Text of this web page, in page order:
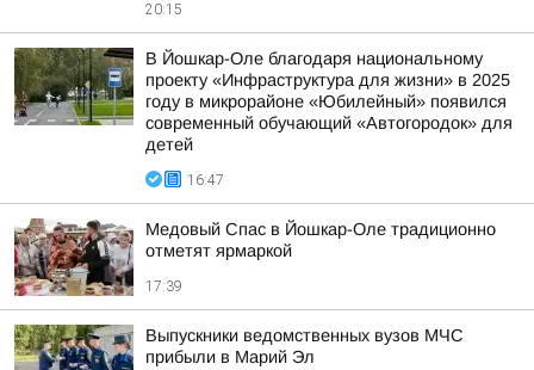
20:15
В Йошкар-Оле благодаря национальному
проекту «Инфраструктура для жизни» в 2025
году в микрорайоне «Юбилейный» появился
современный обучающий «Автогородок» для
детей
16:47
Медовый Спас в Йошкар-Оле традиционно
отметят ярмаркой
17:39
Выпускники ведомственных вузов МЧС
прибыли в Марий Эл